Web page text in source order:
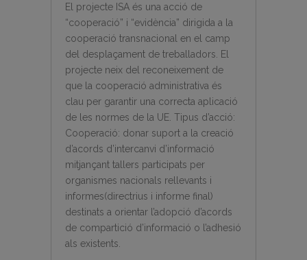
El projecte ISA és una acció de
“cooperació” i “evidència” dirigida a la
cooperació transnacional en el camp
del desplaçament de treballadors. El
projecte neix del reconeixement de
que la cooperació administrativa és
clau per garantir una correcta aplicació
de les normes de la UE. Tipus d’acció:
Cooperació: donar suport a la creació
d’acords d’intercanvi d’informació
mitjançant tallers participats per
organismes nacionals rellevants i
informes(directrius i informe final)
destinats a orientar l’adopció d’acords
de compartició d’informació o l’adhesió
als existents.